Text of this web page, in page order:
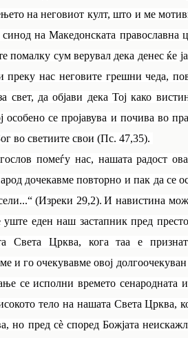
на неговиот култ, што и ме
на Македонската православна
сум верувал дека денес ќе
нас неговите грешни чеда,
да објави дека Тој како
се пројавува и почива во
во светиите свои (Пс. 47,35).
помеѓу нас, нашата радост
дочекавме повторно и пак да се
(Изреки 29,2). И навистина
уште еден наш застапник пред
Света Црква, кога таа е
и го очекувавме овој
се исполни времето сенародната
тело на нашата Света Црква,
но пред сè според Божјата